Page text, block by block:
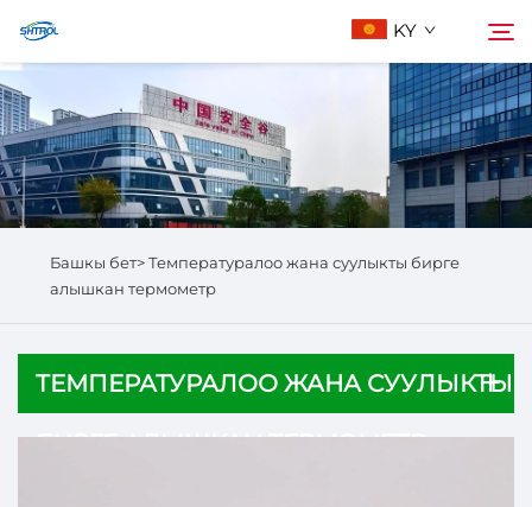
KY
Биз жөнүндө
Продукциялар
Бизге Байланыш
Издөө
Башкы бет>Температуралоо жана суулыкты бирге
алышкан термометр
ТЕМПЕРАТУРАЛОО ЖАНА СУУЛЫКТЫ
БИРГЕ АЛЫШКАН ТЕРМОМЕТР